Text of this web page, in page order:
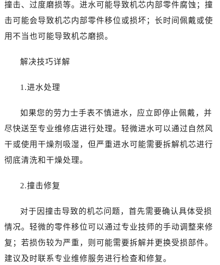
撞击、过度磨损等。进水可能导致机芯内部零件腐蚀；撞
击可能会导致机芯内部零件移位或损坏；长时间佩戴或使
用不当也可能导致机芯磨损。
解决技巧详解
1.进水处理
如果您的劳力士手表不慎进水，应立即停止佩戴，并
尽快送至专业维修店进行处理。轻微进水可以通过自然风
干或使用干燥剂吸湿，但严重进水可能需要拆解机芯进行
彻底清洗和干燥处理。
2.撞击修复
对于因撞击导致的机芯问题，首先需要确认具体受损
情况。轻微的零件移位可以通过专业技师的手动调整来修
复；若损伤较为严重，则可能需要拆解并更换受损部件。
建议及时联系专业维修服务进行检查和修复。